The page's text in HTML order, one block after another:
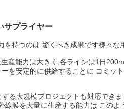
サプライヤー
持つのは 驚くべき成果です様々な
産能力は大きく,各ラインは1日
を安定的に供給することに コミッ
る大規模プロジェクトも対応でき
膜を大量に生産する能力は この